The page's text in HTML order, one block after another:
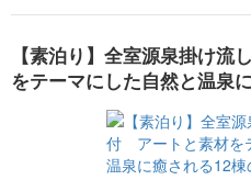
【素泊り】全室源泉掛け
をテーマにした自然と温泉